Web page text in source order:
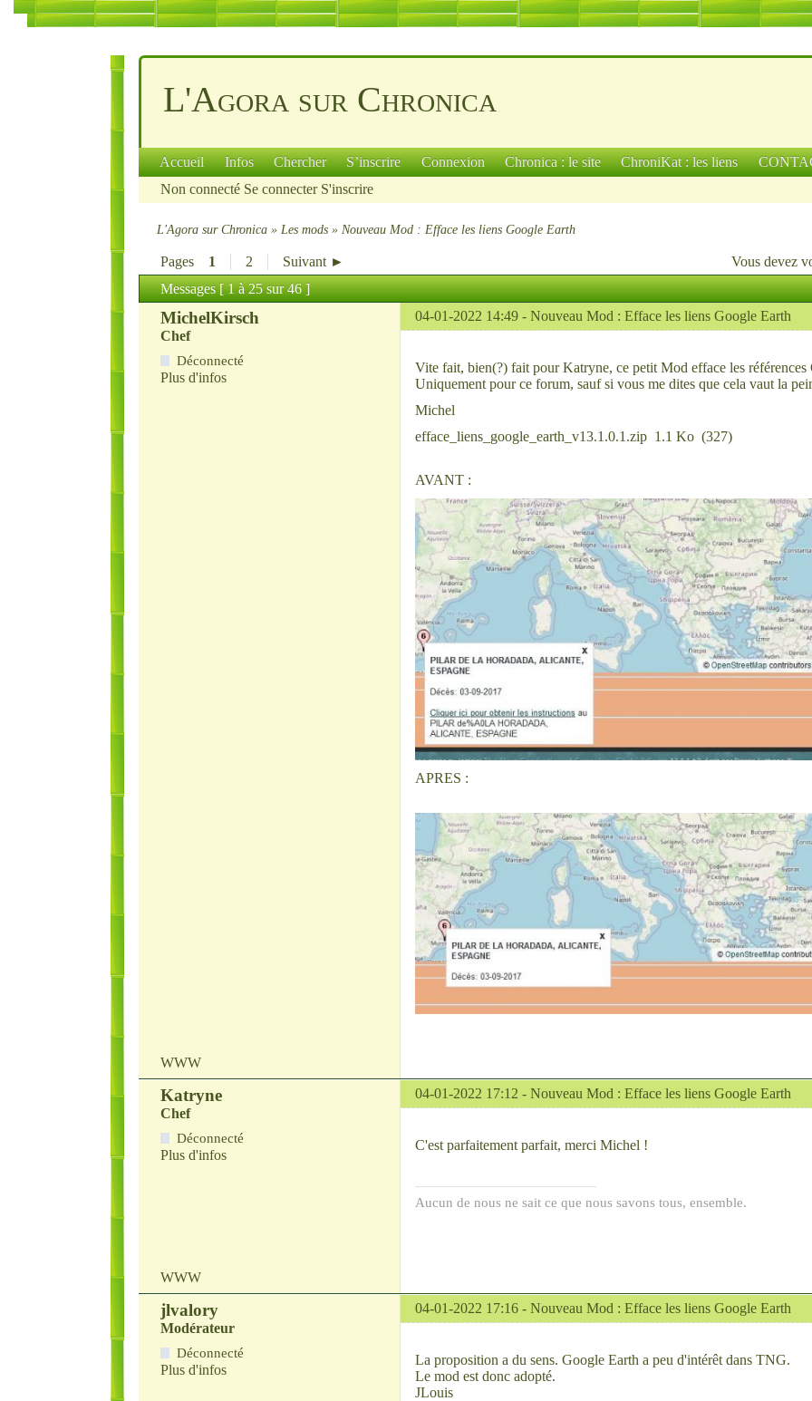
L'Agora sur Chronica
Accueil Infos Chercher S’inscrire Connexion Chronica : le site ChroniKat : les liens
Non connecté Se connecter S'inscrire
L'Agora sur Chronica » Les mods » Nouveau Mod : Efface les liens Google Earth
Pages 1 2 Suivant ► Vous devez
Messages [ 1 à 25 sur 46 ]
MichelKirsch 04-01-2022 14:49 - Nouveau Mod : Efface les liens Google Earth
Chef
Déconnecté
Plus d'infos
Vite fait, bien(?) fait pour Katryne, ce petit Mod efface les références
Uniquement pour ce forum, sauf si vous me dites que cela vaut la
Michel
efface_liens_google_earth_v13.1.0.1.zip 1.1 Ko (327)
AVANT :
APRES :
WWW
Katryne 04-01-2022 17:12 - Nouveau Mod : Efface les liens Google Earth
Chef
Déconnecté
Plus d'infos
C'est parfaitement parfait, merci Michel !
Aucun de nous ne sait ce que nous savons tous, ensemble.
WWW
jlvalory 04-01-2022 17:16 - Nouveau Mod : Efface les liens Google Earth
Modérateur
Déconnecté
Plus d'infos
La proposition a du sens. Google Earth a peu d'intérêt dans TNG.
Le mod est donc adopté.
JLouis